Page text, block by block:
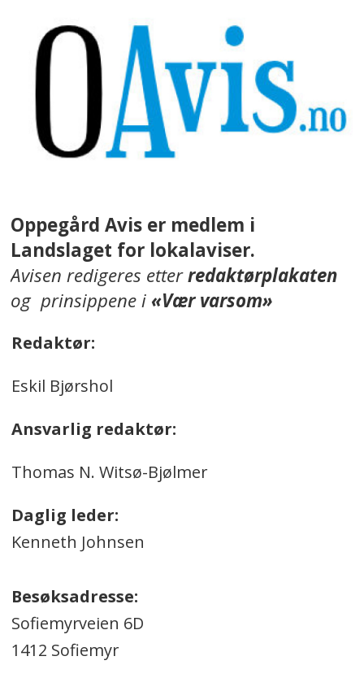
Oppegård Avis er medlem i
Landslaget for lokalaviser.
Avisen redigeres etterredaktørplakaten
og prinsippene i«Vær varsom»
Redaktør:
Eskil Bjørshol
Ansvarlig redaktør:
Thomas N. Witsø-Bjølmer
Daglig leder:
Kenneth Johnsen
Besøksadresse:
Sofiemyrveien 6D
1412 Sofiemyr